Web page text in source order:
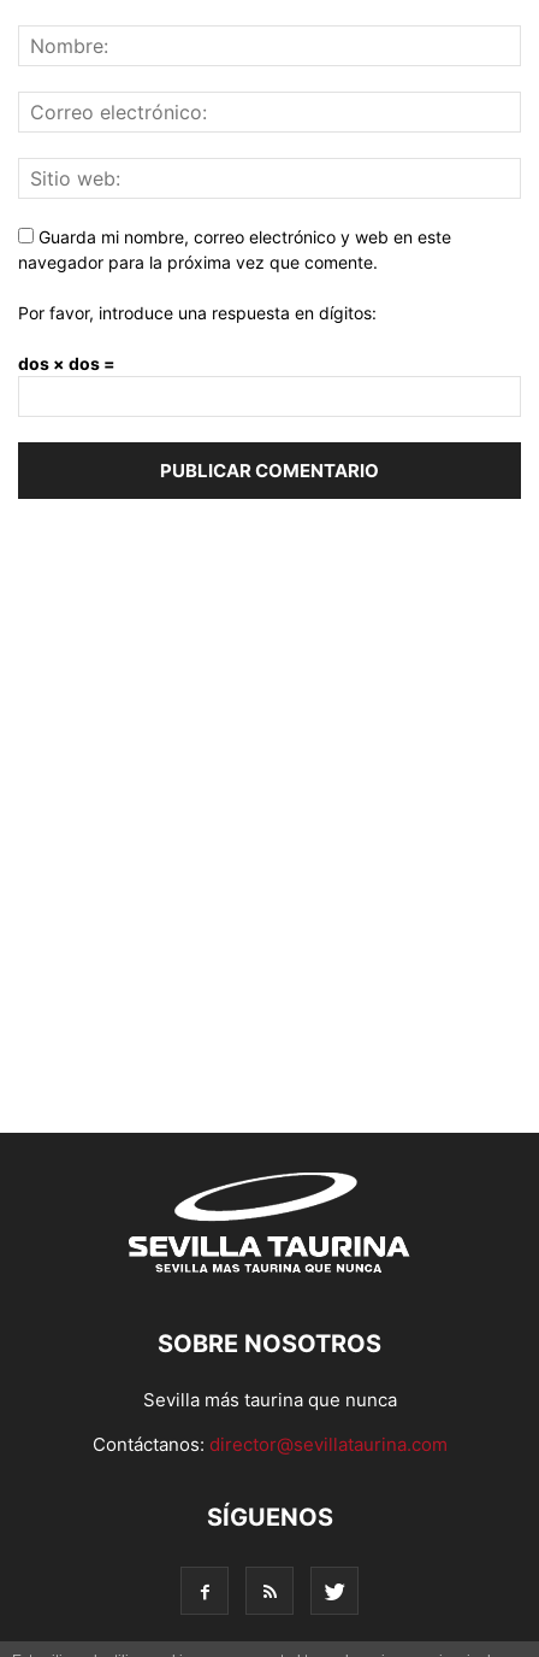
Guarda mi nombre, correo electrónico y web en este
navegador para la próxima vez que comente.
Por favor, introduce una respuesta en dígitos:
dos × dos =
SOBRE NOSOTROS
Sevilla más taurina que nunca
Contáctanos: director@sevillataurina.com
SÍGUENOS